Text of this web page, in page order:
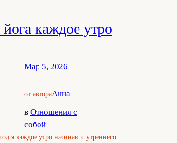
каждое утро
Мар 5, 2026—
от автораАнна
в Отношения с
собой
я каждое утро начинаю с утреннего